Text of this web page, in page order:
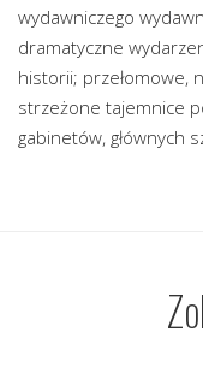
wydawniczego
dramatyczne
historii; przełomowe,
strzeżone tajemnice
gabinetów, głównych